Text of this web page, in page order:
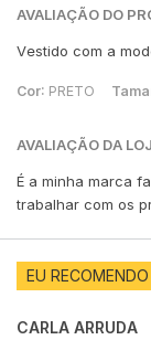
AVALIAÇÃO DO
Vestido com a
Cor: PRETO
AVALIAÇÃO DA
É a minha marca
trabalhar com os
EU
CARLA ARRUDA